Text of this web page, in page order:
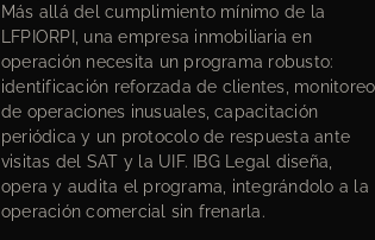
Más allá del cumplimiento mínimo de la
LFPIORPI, una empresa inmobiliaria en
operación necesita un programa robusto:
identificación reforzada de clientes, monitoreo
de operaciones inusuales, capacitación
periódica y un protocolo de respuesta ante
visitas del SAT y la UIF. IBG Legal diseña,
opera y audita el programa, integrándolo a la
operación comercial sin frenarla.